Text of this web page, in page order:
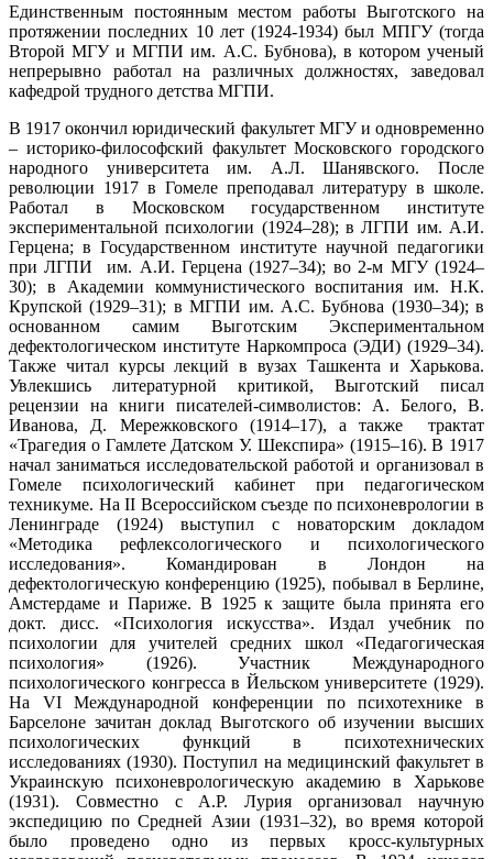
Единственным постоянным местом работы Выготского на
протяжении последних 10 лет (1924-1934) был МПГУ (тогда
Второй МГУ и МГПИ им. А.С. Бубнова), в котором ученый
непрерывно работал на различных должностях, заведовал
кафедрой трудного детства МГПИ.
В 1917 окончил юридический факультет МГУ и одновременно
– историко-философский факультет Московского городского
народного университета им. А.Л. Шанявского. После
революции 1917 в Гомеле преподавал литературу в школе.
Работал в Московском государственном институте
экспериментальной психологии (1924–28); в ЛГПИ им. А.И.
Герцена; в Государственном институте научной педагогики
при ЛГПИ им. А.И. Герцена (1927–34); во 2-м МГУ (1924–
30); в Академии коммунистического воспитания им. Н.К.
Крупской (1929–31); в МГПИ им. А.С. Бубнова (1930–34); в
основанном самим Выготским Экспериментальном
дефектологическом институте Наркомпроса (ЭДИ) (1929–34).
Также читал курсы лекций в вузах Ташкента и Харькова.
Увлекшись литературной критикой, Выготский писал
рецензии на книги писателей-символистов: А. Белого, В.
Иванова, Д. Мережковского (1914–17), а также трактат
«Трагедия о Гамлете Датском У. Шекспира» (1915–16). В 1917
начал заниматься исследовательской работой и организовал в
Гомеле психологический кабинет при педагогическом
техникуме. На II Всероссийском съезде по психоневрологии в
Ленинграде (1924) выступил с новаторским докладом
«Методика рефлексологического и психологического
исследования». Командирован в Лондон на
дефектологическую конференцию (1925), побывал в Берлине,
Амстердаме и Париже. В 1925 к защите была принята его
докт. дисс. «Психология искусства». Издал учебник по
психологии для учителей средних школ «Педагогическая
психология» (1926). Участник Международного
психологического конгресса в Йельском университете (1929).
На VI Международной конференции по психотехнике в
Барселоне зачитан доклад Выготского об изучении высших
психологических функций в психотехнических
исследованиях (1930). Поступил на медицинский факультет в
Украинскую психоневрологическую академию в Харькове
(1931). Совместно с А.Р. Лурия организовал научную
экспедицию по Средней Азии (1931–32), во время которой
было проведено одно из первых кросс-культурных